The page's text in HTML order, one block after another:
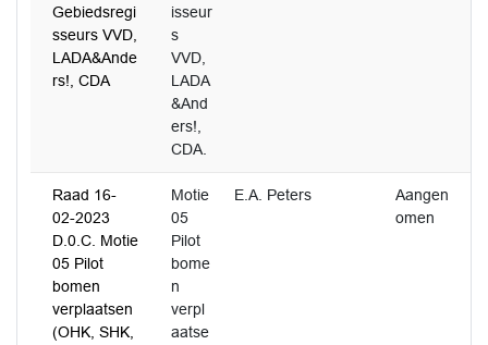
Gebiedsregi
sseurs VVD,
LADA&Ande
rs!, CDA
isseur
s
VVD,
LADA
&And
ers!,
CDA.
Raad 16-
02-2023
D.0.C. Motie
05 Pilot
bomen
verplaatsen
(OHK, SHK,
Motie
05
Pilot
bome
n
verpl
aatse
E.A. Peters
Aangen
omen